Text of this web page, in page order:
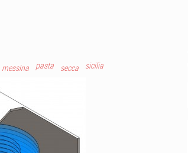
messina pasta secca sicilia